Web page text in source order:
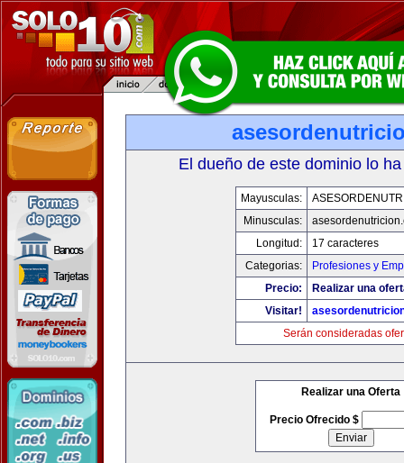
El dueño de este dominio lo
Mayusculas:
Minusculas:
Longitud:
17 caracteres
Categorias:
Profesiones y
Precio:
Realizar una
Visitar!
Serán consideradas
Realizar una Oferta
Precio Ofrecido $